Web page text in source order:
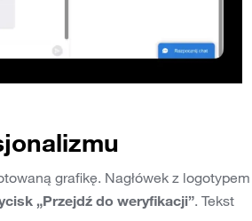
grafikę. Nagłówek z logotypem
„Przejdź do weryfikacji”. Tekst